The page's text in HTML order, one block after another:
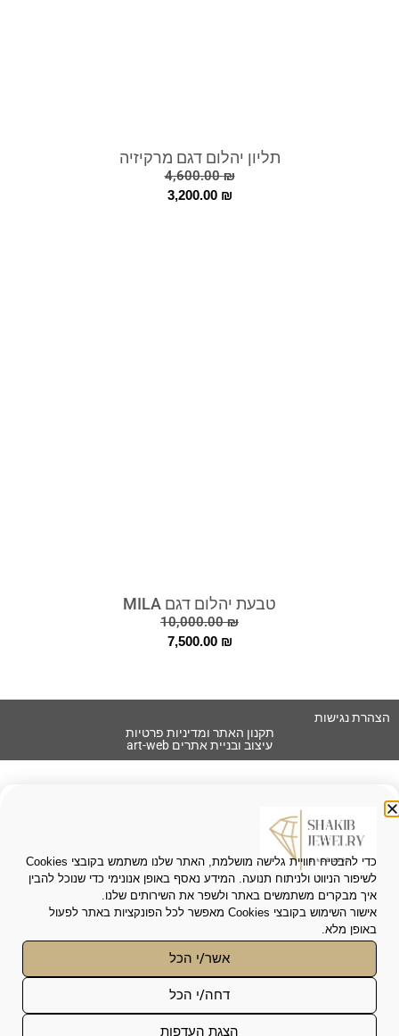
תליון יהלום דגם מרקיזיה
4,600.00₪
3,200.00 ₪
טבעת יהלום דגם MILA
10,000.00₪
7,500.00 ₪
הצהרת נגישות
תקנון האתר ומדיניות פרטיות
עיצוב ובניית אתרים art-web
כדי להבטיח חוויית גלישה מושלמת, האתר שלנו משתמש בקובצי Cookies
לשיפור הניווט ולניתוח תנועה. המידע נאסף באופן אנונימי כדי שנוכל להבין
איך מבקרים משתמשים באתר ולשפר את השירותים שלנו.
אישור השימוש בקובצי Cookies מאפשר לכל הפונקציות באתר לפעול
באופן מלא.
האחסון או הגישה הטכנית נחוצים לצורך המטרה
הלגיטימית של הפעלת שירות מסוים המבוקש
אשר/י הכל
דחה/י הכל
הצגת העדפות